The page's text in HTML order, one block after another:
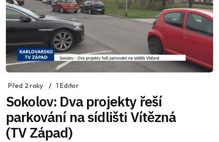
Před 2 roky 1 Editor
Sokolov: Dva projekty řeší
parkování na sídlišti Vítězná
(TV Západ)